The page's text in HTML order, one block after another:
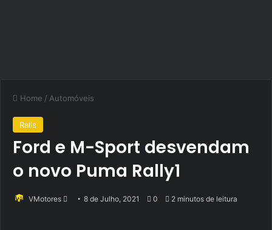
Home / Automóveis
Ralis
Ford e M-Sport desvendam
o novo Puma Rally1
VMotores
Send8 de Julho, 2021 0 2 minutos de leitura